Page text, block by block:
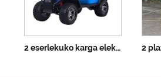
2 eserlekuko karga elektrikoa altxatutako ehiza ibilgailua litio bateria H1